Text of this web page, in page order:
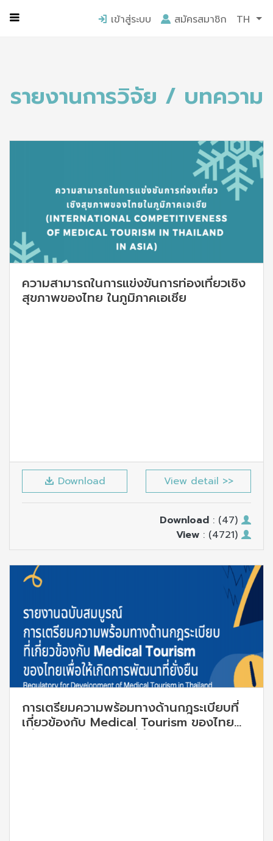
เข้าสู่ระบบ สมัครสมาชิก TH
หน้าแรก รายงานการวิจัย / บทความ
รายงานการวิจัย / บทความ
ความสามารถในการแข่งขันการท่องเที่ยวเชิง
สุขภาพของไทย ในภูมิภาคเอเชีย
Download View detail >>
Download : (47)
View : (4721)
การเตรียมความพร้อมทางด้านกฎระเบียบที่
เกี่ยวข้องกับ Medical Tourism ของไทย